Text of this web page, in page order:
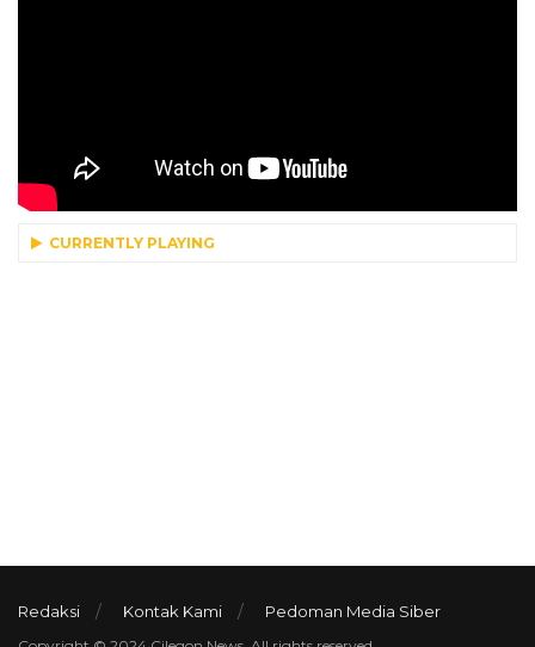
CURRENTLY PLAYING
Redaksi Kontak Kami Pedoman Media Siber